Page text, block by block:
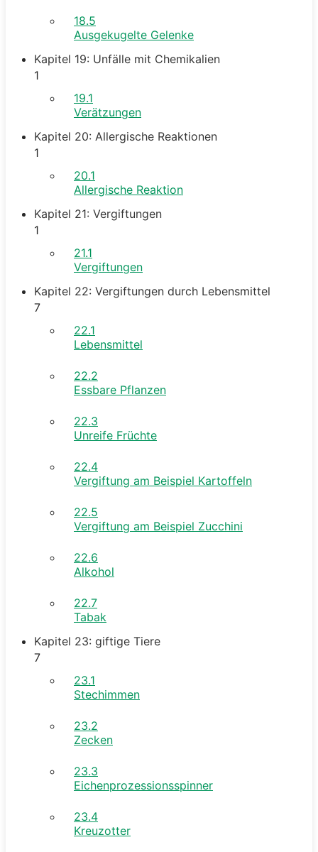
18.5
Ausgekugelte Gelenke
Kapitel 19: Unfälle mit Chemikalien
1
19.1
Verätzungen
Kapitel 20: Allergische Reaktionen
1
20.1
Allergische Reaktion
Kapitel 21: Vergiftungen
1
21.1
Vergiftungen
Kapitel 22: Vergiftungen durch Lebensmittel
7
22.1
Lebensmittel
22.2
Essbare Pflanzen
22.3
Unreife Früchte
22.4
Vergiftung am Beispiel Kartoffeln
22.5
Vergiftung am Beispiel Zucchini
22.6
Alkohol
22.7
Tabak
Kapitel 23: giftige Tiere
7
23.1
Stechimmen
23.2
Zecken
23.3
Eichenprozessionsspinner
23.4
Kreuzotter